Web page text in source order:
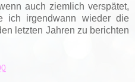
auch ziemlich verspätet,
ich irgendwann wieder die
letzten Jahren zu berichten